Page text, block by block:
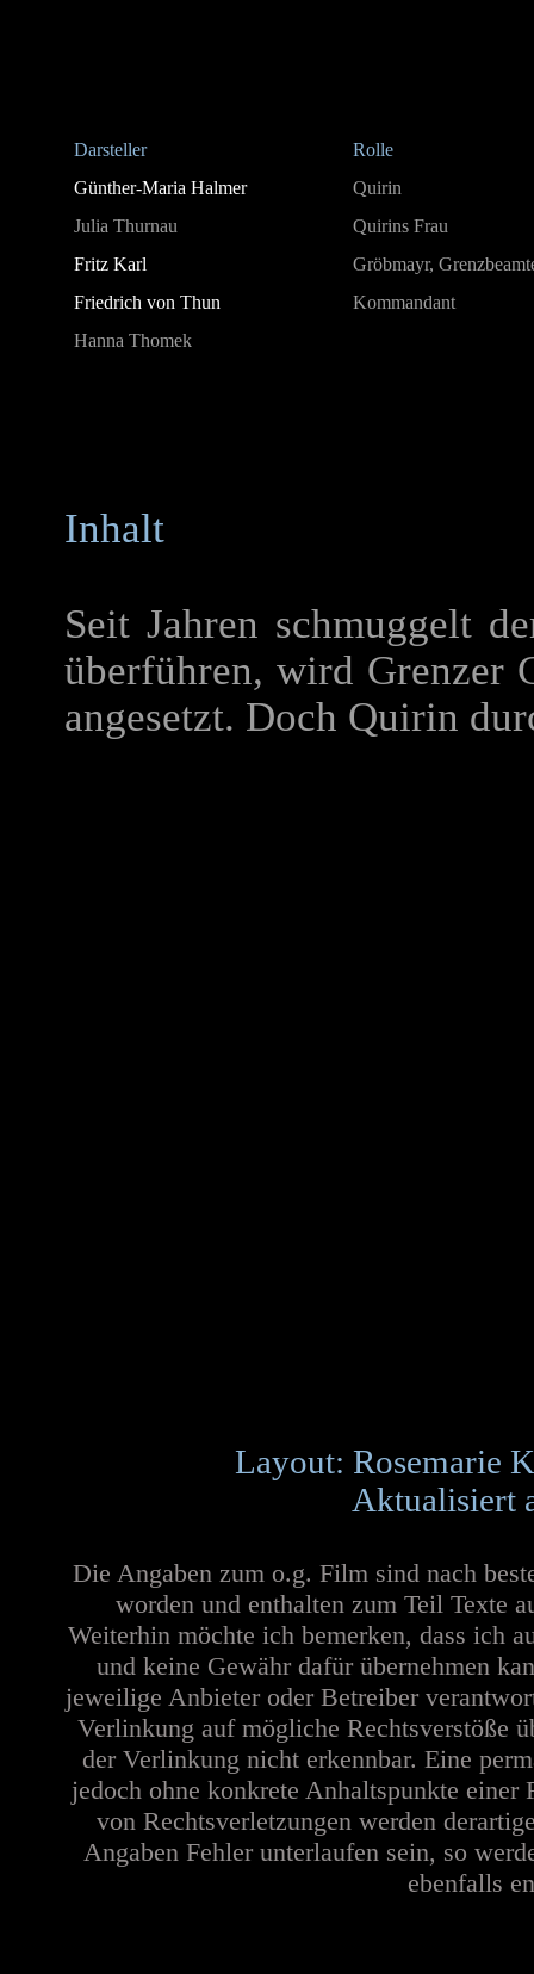
Darsteller
Rolle
Günther-Maria Halmer
Quirin
Julia Thurnau
Quirins Frau
Fritz Karl
Gröbmayr,
Friedrich von Thun
Kommandant
Hanna Thomek
Inhalt
Seit Jahren schmuggelt
überführen, wird Grenzer
angesetzt. Doch Quirin
Layout: Rosemarie
Aktualisiert
Die Angaben zum o.g. Film sind nach
worden und enthalten zum Teil Texte
Weiterhin möchte ich bemerken, dass ich
und keine Gewähr dafür übernehmen
jeweilige Anbieter oder Betreiber
Verlinkung auf mögliche Rechtsverstöße
der Verlinkung nicht erkennbar. Eine
jedoch ohne konkrete Anhaltspunkte
von Rechtsverletzungen werden
Angaben Fehler unterlaufen sein, so
ebenfalls